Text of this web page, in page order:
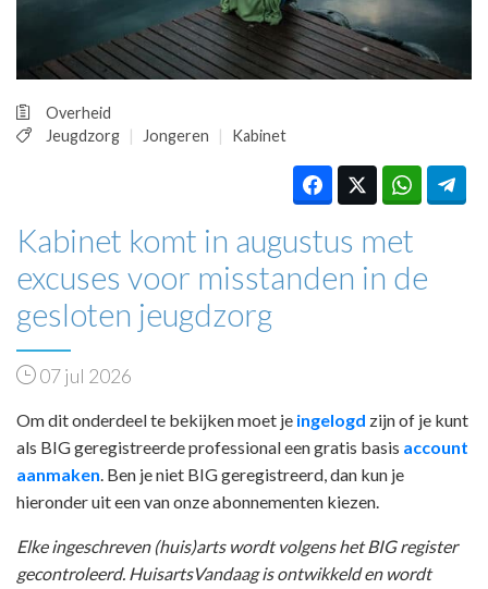
PRAKTIJKZAKEN
TARIEVEN
MEDISCHE VAKHANDEL
Overheid
Jeugdzorg
Jongeren Kabinet
Kabinet komt in augustus met
excuses voor misstanden in de
gesloten jeugdzorg
07 jul 2026
Om dit onderdeel te bekijken moet je ingelogd zijn of je kunt
als BIG geregistreerde professional een gratis basis account
aanmaken. Ben je niet BIG geregistreerd, dan kun je
hieronder uit een van onze abonnementen kiezen.
Elke ingeschreven (huis)arts wordt volgens het BIG register
gecontroleerd. HuisartsVandaag is ontwikkeld en wordt